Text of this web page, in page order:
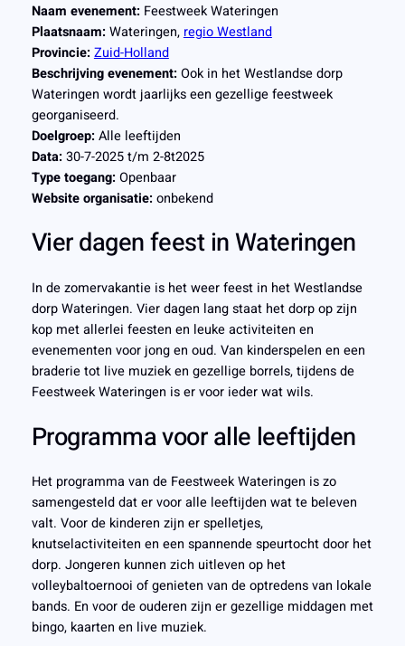
Naam evenement: Feestweek Wateringen
Plaatsnaam: Wateringen, regio Westland
Provincie: Zuid-Holland
Beschrijving evenement: Ook in het Westlandse dorp
Wateringen wordt jaarlijks een gezellige feestweek
georganiseerd.
Doelgroep: Alle leeftijden
Data: 30-7-2025 t/m 2-8t2025
Type toegang: Openbaar
Website organisatie: onbekend
Vier dagen feest in Wateringen
In de zomervakantie is het weer feest in het Westlandse
dorp Wateringen. Vier dagen lang staat het dorp op zijn
kop met allerlei feesten en leuke activiteiten en
evenementen voor jong en oud. Van kinderspelen en een
braderie tot live muziek en gezellige borrels, tijdens de
Feestweek Wateringen is er voor ieder wat wils.
Programma voor alle leeftijden
Het programma van de Feestweek Wateringen is zo
samengesteld dat er voor alle leeftijden wat te beleven
valt. Voor de kinderen zijn er spelletjes,
knutselactiviteiten en een spannende speurtocht door het
dorp. Jongeren kunnen zich uitleven op het
volleybaltoernooi of genieten van de optredens van lokale
bands. En voor de ouderen zijn er gezellige middagen met
bingo, kaarten en live muziek.